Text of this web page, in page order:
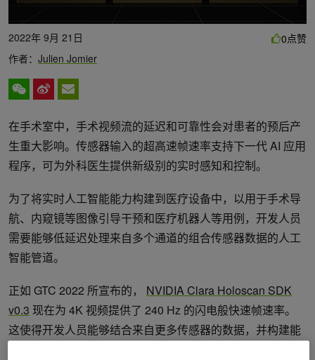
2022年 9月 21日
作者： Julien Jomier
0点赞
在手术室中，手术视频流的延迟和可靠性会对患者的预后产
生重大影响。传感器输入的超高速帧速率支持下一代 AI 应用
程序，可为外科医生提供新级别的实时感知和控制。
为了将实时人工智能能力构建到医疗设备中，以用于手术导
航、内窥镜等图像引导干预和医疗机器人等用例，开发人员
需要能够低延迟处理来自多个通道的组合传感器数据的人工
智能管道。
正如 GTC 2022 所宣布的， NVIDIA Clara Holoscan SDK
v0.3 现在为 4K 视频提供了 240 Hz 的闪电般快速帧速率。
这使得开发人员能够结合来自更多传感器的数据，并构建能